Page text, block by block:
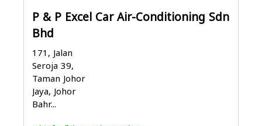
P & P Excel Car Air-Conditioning Sdn
Bhd
171, Jalan
Seroja 39,
Taman Johor
Jaya, Johor
Bahr...